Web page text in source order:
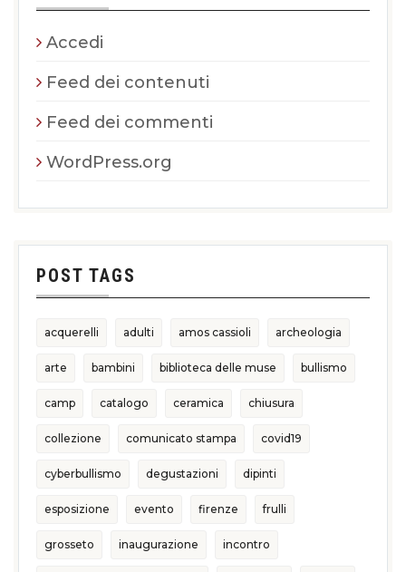
Accedi
Feed dei contenuti
Feed dei commenti
WordPress.org
POST TAGS
acquerelli adulti amos cassioli archeologia
arte bambini biblioteca delle muse bullismo
camp catalogo ceramica chiusura
collezione comunicato stampa covid19
cyberbullismo degustazioni dipinti
esposizione evento firenze frulli
grosseto inaugurazione incontro